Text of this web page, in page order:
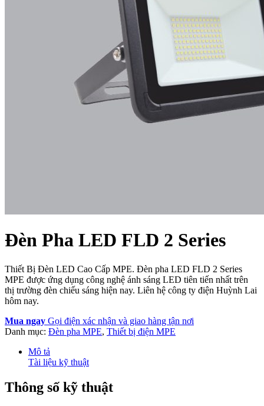
Đèn Pha LED FLD 2 Series
Thiết Bị Đèn LED Cao Cấp MPE. Đèn pha LED FLD 2 Series
MPE được ứng dụng công nghệ ánh sáng LED tiên tiến nhất trên
thị trường đèn chiếu sáng hiện nay. Liên hệ công ty điện Huỳnh Lai
hôm nay.
Mua ngay Gọi điện xác nhận và giao hàng tận nơi
Danh mục: Đèn pha MPE, Thiết bị điện MPE
Mô tả
Tài liệu kỹ thuật
Thông số kỹ thuật